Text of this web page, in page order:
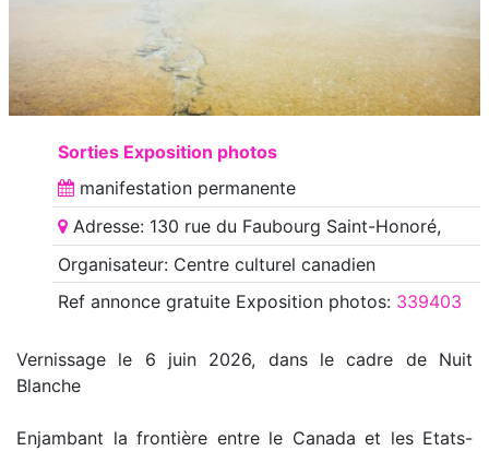
Sorties Exposition photos
manifestation permanente
Adresse: 130 rue du Faubourg Saint-Honoré,
Organisateur: Centre culturel canadien
Ref annoncegratuite Exposition photos: 339403
Vernissage le 6 juin 2026, dans le cadre de Nuit
Blanche
Enjambant la frontière entre le Canada et les Etats-